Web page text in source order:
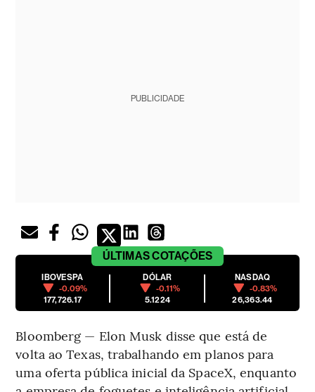
PUBLICIDADE
ÚLTIMASCOTAÇÕES
IBOVESPA
-0.09%
177,726.17
DÓLAR
-0.11%
5.1224
NASDAQ
-0.83%
26,363.44
Bloomberg — Elon Musk disse que está de
volta ao Texas, trabalhando em planos para
uma oferta pública inicial da SpaceX, enquanto